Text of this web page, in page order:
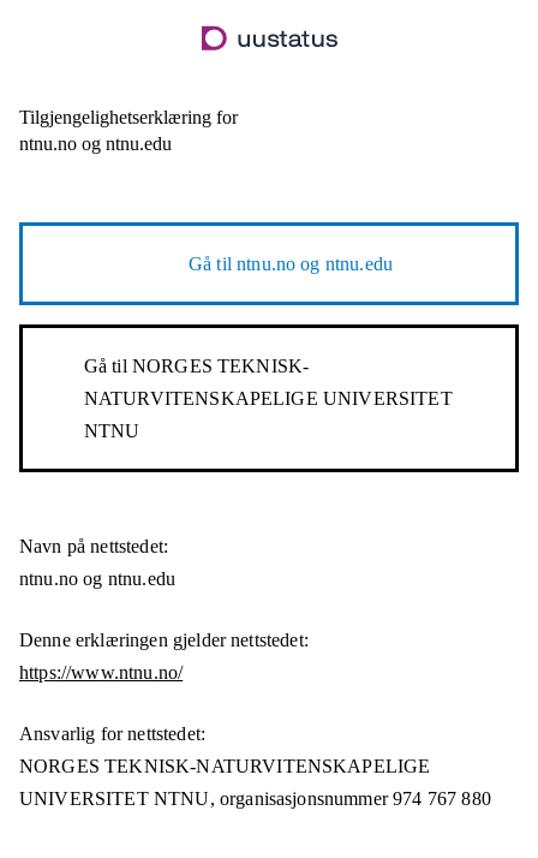
til
Tilgjengelighetserklæring for
ntnu.no og ntnu.edu
Gå tilntnu.no og ntnu.edu
Gå til NORGES TEKNISK-
NATURVITENSKAPELIGE UNIVERSITET
NTNU
Navn på nettstedet:
ntnu.no og ntnu.edu
Denne erklæringen gjelder nettstedet:
https://www.ntnu.no/
Ansvarlig for nettstedet:
NORGES TEKNISK-NATURVITENSKAPELIGE
UNIVERSITET NTNU, organisasjonsnummer 974 767 880